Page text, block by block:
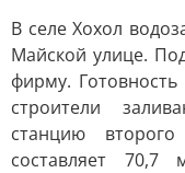
В селе Хохол
Майской улице.
фирму.
строители
станцию
составляет 70,7